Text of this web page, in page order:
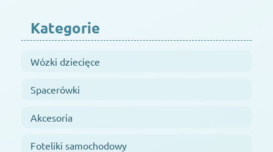
Kategorie
Wózki dziecięce
Spacerówki
Akcesoria
Foteliki samochodowy